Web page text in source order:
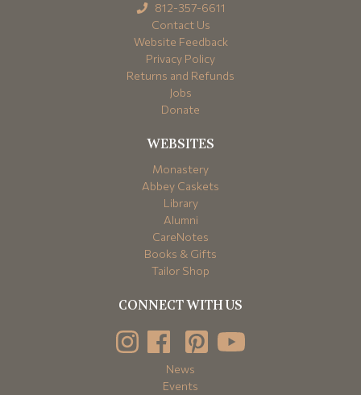
812-357-6611
Contact Us
Website Feedback
Privacy Policy
Returns and Refunds
Jobs
Donate
WEBSITES
Monastery
Abbey Caskets
Library
Alumni
CareNotes
Books & Gifts
Tailor Shop
CONNECT WITH US
News
Events